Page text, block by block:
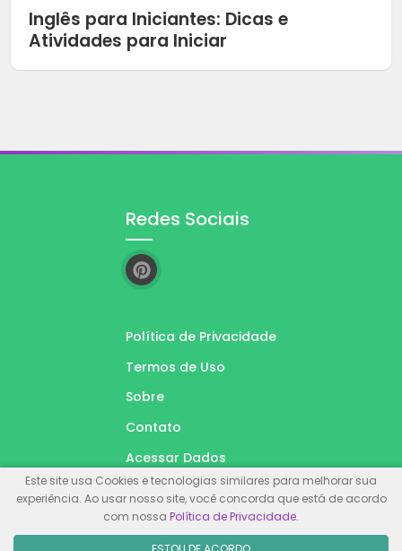
Inglês para Iniciantes: Dicas e
Atividades para Iniciar
Redes Sociais
Política de Privacidade
Termos de Uso
Sobre
Contato
Acessar Dados
Este site usa Cookies e tecnologias similares para melhorar sua
experiência. Ao usar nosso site, você concorda que está de acordo
com nossa Política de Privacidade.